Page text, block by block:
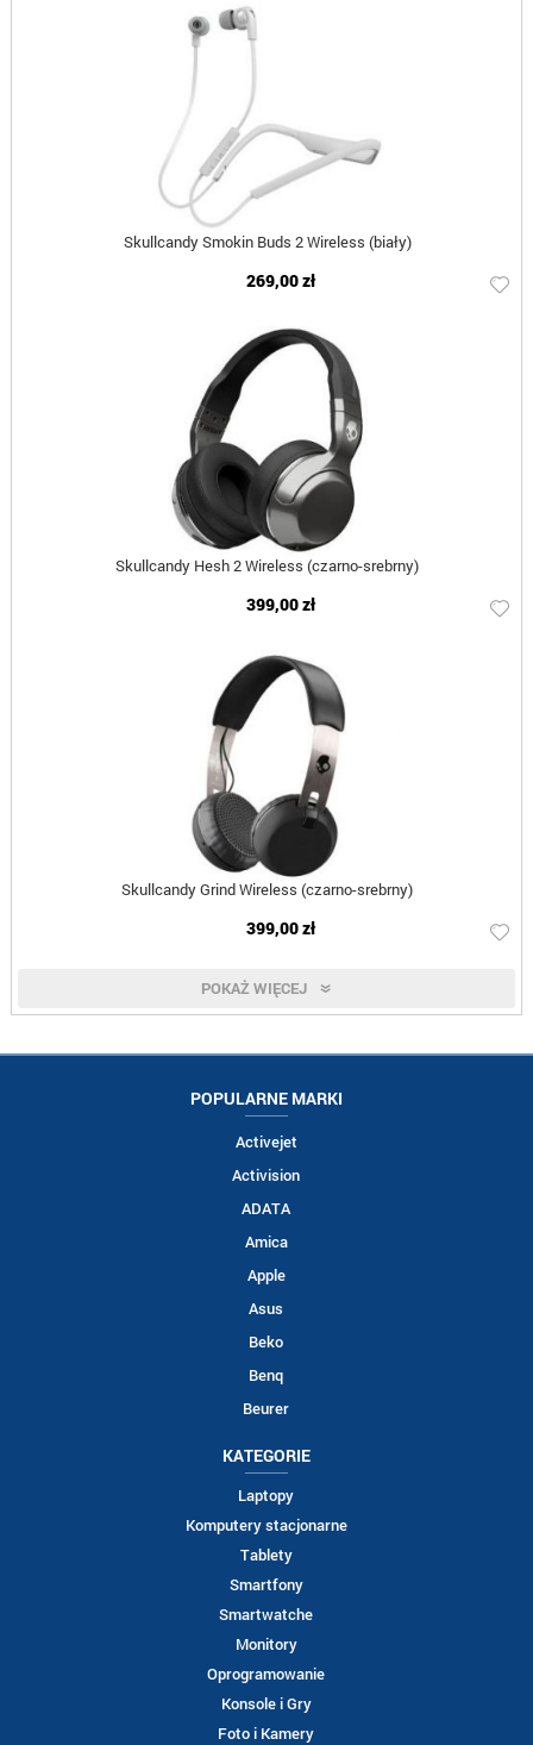
Skullcandy Smokin Buds 2 Wireless (biały)
269,00 zł
Skullcandy Hesh 2 Wireless (czarno-srebrny)
399,00 zł
Skullcandy Grind Wireless (czarno-srebrny)
399,00 zł
POKAŻ WIĘCEJ
POPULARNE MARKI
Activejet
Activision
ADATA
Amica
Apple
Asus
Beko
Benq
Beurer
KATEGORIE
Laptopy
Komputery stacjonarne
Tablety
Smartfony
Smartwatche
Monitory
Oprogramowanie
Konsole i Gry
Foto i Kamery